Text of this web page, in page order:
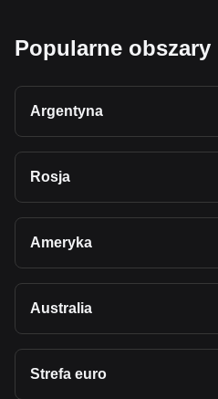
Popularne obszary
Argentyna
Rosja
Ameryka
Australia
Strefa euro